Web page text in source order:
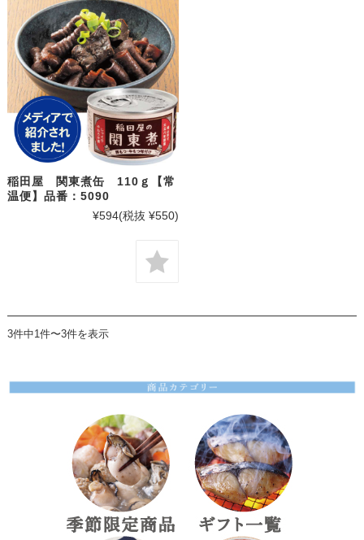
稲田屋 関東煮缶 110ｇ【常
温便】品番：5090
¥594(税抜 ¥550)
3件中1件〜3件を表示